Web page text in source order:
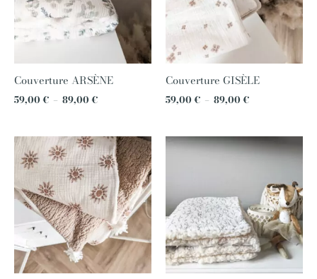
Couverture ARSÈNE
59,00 € – 89,00 €
Couverture GISÈLE
59,00 € – 89,00 €
Plage
de
prix :
59,00 €
à
89,00 €
Plage
de
89,00 €